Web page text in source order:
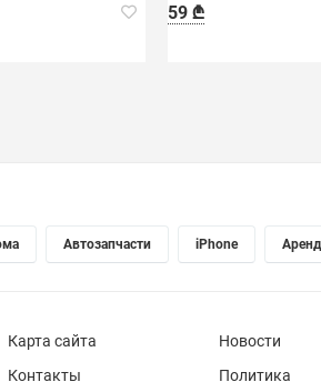
59 ₾
Автозапчасти iPhone
Карта сайта
Контакты
Новости
Политика